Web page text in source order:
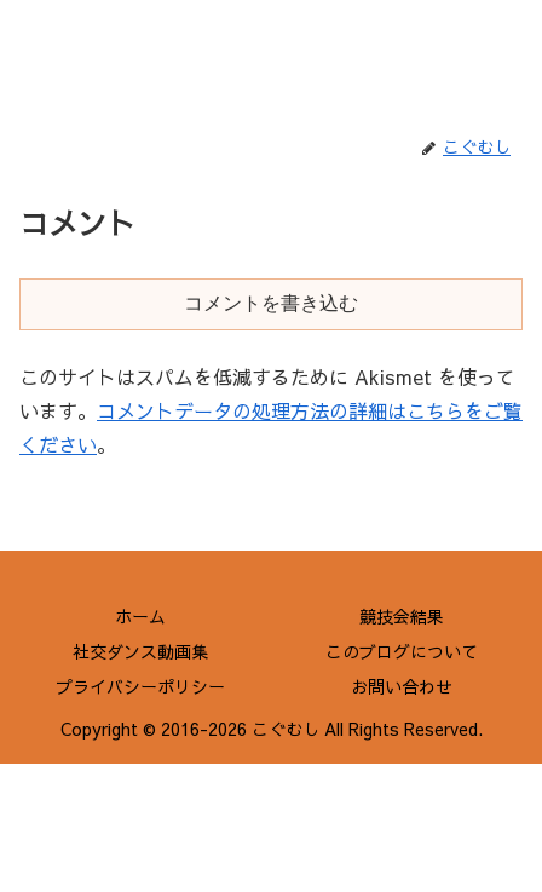
こぐむし
コメント
コメントを書き込む
このサイトはスパムを低減するために Akismet を使って
います。 コメントデータの処理方法の詳細はこちらをご覧
ください。
ホーム
競技会結果
社交ダンス動画集
このブログについて
プライバシーポリシー
お問い合わせ
Copyright © 2016-2026 こぐむし All Rights Reserved.